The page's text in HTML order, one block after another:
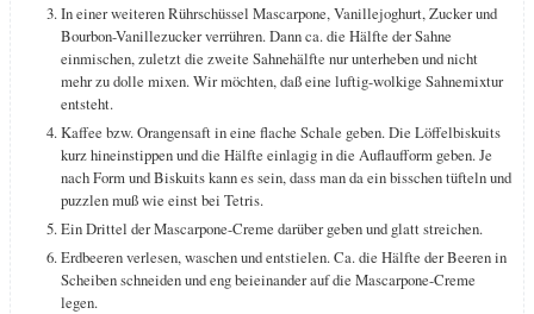
In einer weiteren Rührschüssel Mascarpone, Vanillejoghurt, Zucker und
Bourbon-Vanillezucker verrühren. Dann ca. die Hälfte der Sahne
einmischen, zuletzt die zweite Sahnehälfte nur unterheben und nicht
mehr zu dolle mixen. Wir möchten, daß eine luftig-wolkige Sahnemixtur
entsteht.
Kaffee bzw. Orangensaft in eine flache Schale geben. Die Löffelbiskuits
kurz hineinstippen und die Hälfte einlagig in die Auflaufform geben. Je
nach Form und Biskuits kann es sein, dass man da ein bisschen tüfteln und
puzzlen muß wie einst bei Tetris.
Ein Drittel der Mascarpone-Creme darüber geben und glatt streichen.
Erdbeeren verlesen, waschen und entstielen. Ca. die Hälfte der Beeren in
Scheiben schneiden und eng beieinander auf die Mascarpone-Creme
legen.